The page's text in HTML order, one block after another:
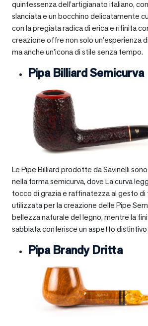
quintessenza dell’artigianato italiano,
slanciata e un bocchino delicatamente
con la pregiata radica di erica e rifinita
creazione offre non solo un’esperienza
ma anche un’icona di stile senza tempo.
Pipa Billiard Semicurva
Le Pipe Billiard prodotte da Savinelli
nella forma semicurva, dove La curva
tocco di grazia e raffinatezza al gesto di
utilizzata per la creazione delle Pipe
bellezza naturale del legno, mentre la
sabbiata conferisce un aspetto distintivo
Pipa Brandy Dritta